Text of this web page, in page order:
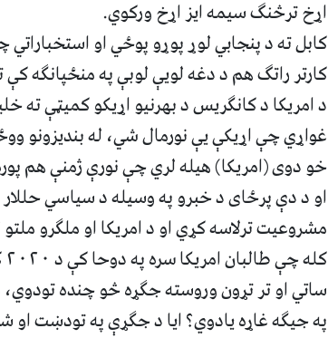
اړخ ترڅنګ سیمه ایز اړخ ورکوي.
کابل ته د پنجابي لوړ پوړو پوځي او
کارتر راتګ هم د دغه لويې لوبې په منځپانګه
د امریکا د کانګریس د بهرنیو اړیکو کميټې ته
غواړي چې اړیکې يې نورمال شي، له بندیزونو
خو دوی (امریکا) هیله لري چې نورې ژمنې هم
او د دې پرځای د خبرو په وسیله د سیاسي
مشروعیت ترلاسه کړي او د امریکا او ملګرو
ساتي او تر تړون وروسته جګړه څو چنده
په جیګه غاړه یادوي؟ ایا د جګړې په تودښت او